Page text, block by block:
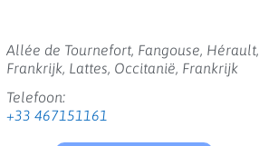
Allée de Tournefort, Fangouse, Hérault,
Frankrijk, Lattes, Occitanië, Frankrijk
Telefoon:
+33 467151161